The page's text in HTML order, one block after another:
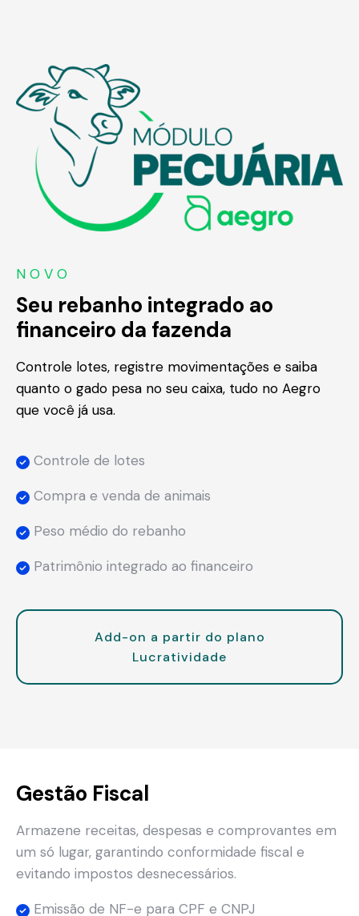
N O V O
Seu rebanho integrado ao
financeiro da fazenda
Controle lotes, registre movimentações e saiba
quanto o gado pesa no seu caixa, tudo no Aegro
que você já usa.
Controle de lotes
Compra e venda de animais
Peso médio do rebanho
Patrimônio integrado ao financeiro
Add-on a partir do plano
Lucratividade
Gestão Fiscal
Armazene receitas, despesas e comprovantes em
um só lugar, garantindo conformidade fiscal e
evitando impostos desnecessários.
Emissão de NF-e para CPF e CNPJ